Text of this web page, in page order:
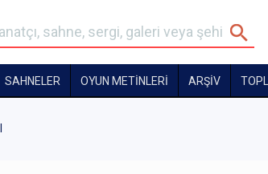
SAHNELER OYUN METİNLERİ ARŞİV